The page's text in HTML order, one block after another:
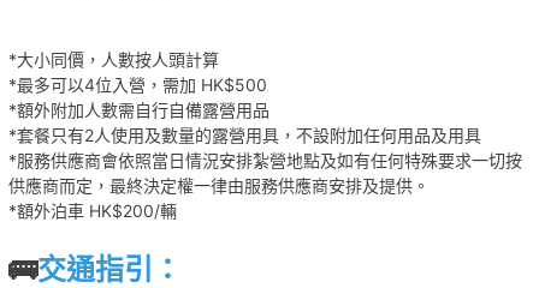
*大小同價，人數按人頭計算
*最多可以4位入營，需加 HK$500
*額外附加人數需自行自備露營用品
*套餐只有2人使用及數量的露營用具，不設附加任何用品及用具
*服務供應商會依照當日情況安排紮營地點及如有任何特殊要求一切按
供應商而定，最終決定權一律由服務供應商安排及提供。
*額外泊車 HK$200/輛
🚌交通指引：